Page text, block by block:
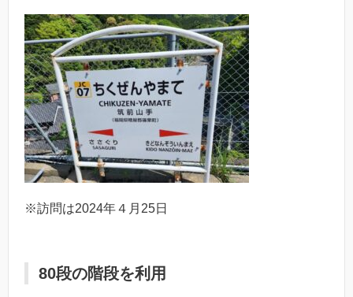
※訪問は2024年４月25日
80段の階段を利用